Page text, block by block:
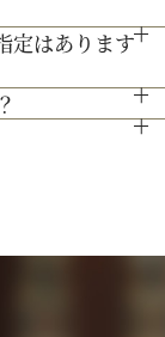
実かと存じます
たはお電話にてお
場合は、お電話
定はあります
気軽にお越しく
時間程お時間を